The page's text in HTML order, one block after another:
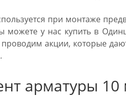
при монтаже
можете у нас купить в
акции, которые
арматуры